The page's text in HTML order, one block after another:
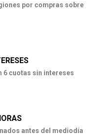
por compras sobre
6 cuotas sin intereses
antes del mediodía